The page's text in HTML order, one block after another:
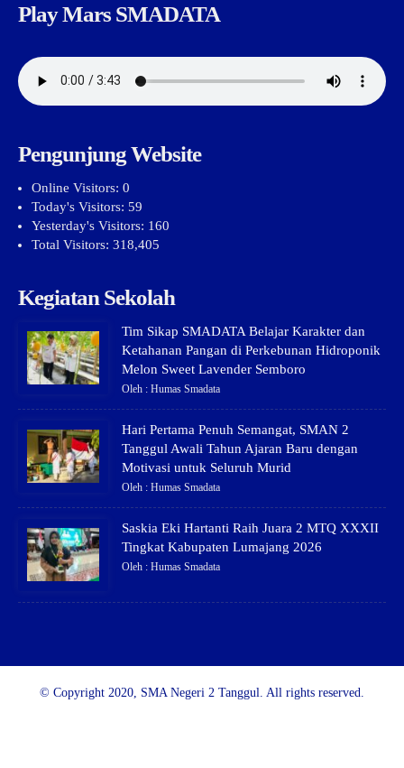
Play Mars SMADATA
Pengunjung Website
Online Visitors: 0
Today's Visitors: 59
Yesterday's Visitors: 160
Total Visitors: 318,405
Kegiatan Sekolah
Tim Sikap SMADATA Belajar Karakter dan
Ketahanan Pangan di Perkebunan Hidroponik
Melon Sweet Lavender Semboro
Oleh : Humas Smadata
Hari Pertama Penuh Semangat, SMAN 2
Tanggul Awali Tahun Ajaran Baru dengan
Motivasi untuk Seluruh Murid
Oleh : Humas Smadata
Saskia Eki Hartanti Raih Juara 2 MTQ XXXII
Tingkat Kabupaten Lumajang 2026
Oleh : Humas Smadata
© Copyright 2020, SMA Negeri 2 Tanggul. All rights reserved.